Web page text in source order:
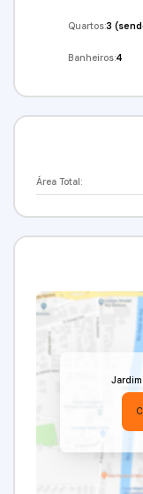
Quartos:3
Banheiros:4
Área Total: